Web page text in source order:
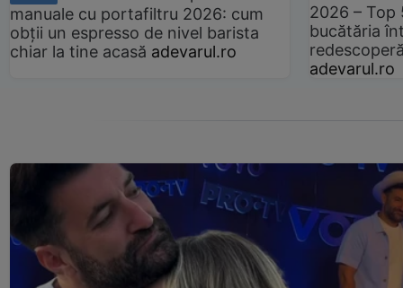
manuale cu portafiltru 2026: cum
obții un espresso de nivel barista
chiar la tine acasă adevarul.ro
2026 –
bucătăria
adevarul.ro